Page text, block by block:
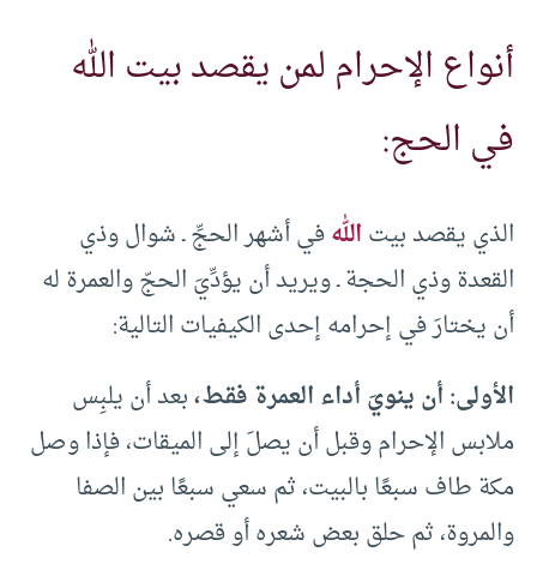
أنواع الإحرام لمن يقصد بيت الله
في الحج:
الذي يقصد بيتاللهفي أشهر الحجِّ ـ شوال وذي
القعدة وذي الحجة ـ ويريد أن يؤدِّيَ الحجّ والعمرة له
أن يختارَ في إحرامه إحدى الكيفيات التالية:
الأولى:أن ينويَ أداء العمرة فقط،بعد أن يلبِس
ملابس الإحرام وقبل أن يصلَ إلى الميقات، فإذا وصل
مكة طاف سبعًا بالبيت، ثم سعي سبعًا بين الصفا
والمروة، ثم حلق بعض شعره أو قصره.